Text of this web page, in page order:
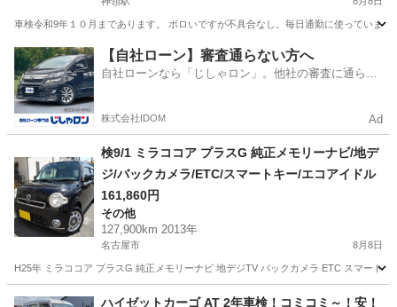
車検令和9年１０月まであります。 ボロいですが不具合なし。毎日通勤に使っていま
愛知 名古屋市 神領駅 タント エンジン
【自社ローン】審査通らない方へ
自社ローンなら「じしゃロン」。他社の審査に通らな
株式会社IDOM Ad
検9/1 ミラココア プラスG 純正メモリーナビ/地デ
ジ/バックカメラ/ETC/スマートキー/エコアイドル
161,860円
その他
127,900km 2013年
名古屋市 8月8日
H25年 ミラココア プラスG 純正メモリーナビ 地デジTV バックカメラ ETC スマート
愛知 名古屋市 その他
ハイゼットカーゴ AT 2年車検！コミコミ～！安！